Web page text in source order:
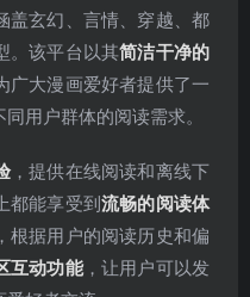
盖玄幻、言情、穿越、都
。该平台以其简洁干净的
广大漫画爱好者提供了一
用户群体的阅读需求。
，提供在线阅读和离线下
都能享受到流畅的阅读体
根据用户的阅读历史和偏
互动功能，让用户可以发